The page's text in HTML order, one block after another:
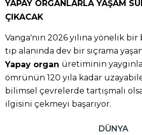
YAPAY ORGANLARLA YAŞAM
ÇIKACAK
Vanga'nın 2026 yılına yönelik
tıp alanında dev bir sıçrama
Yapay organ üretiminin
ömrünün 120 yıla kadar
bilimsel çevrelerde tartışmalı
ilgisini çekmeyi başarıyor.
DÜNYA